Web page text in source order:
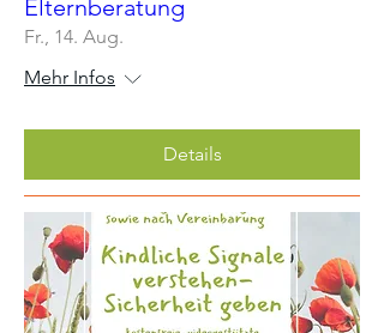
Elternberatung
Fr., 14. Aug.
Mehr Infos
Details